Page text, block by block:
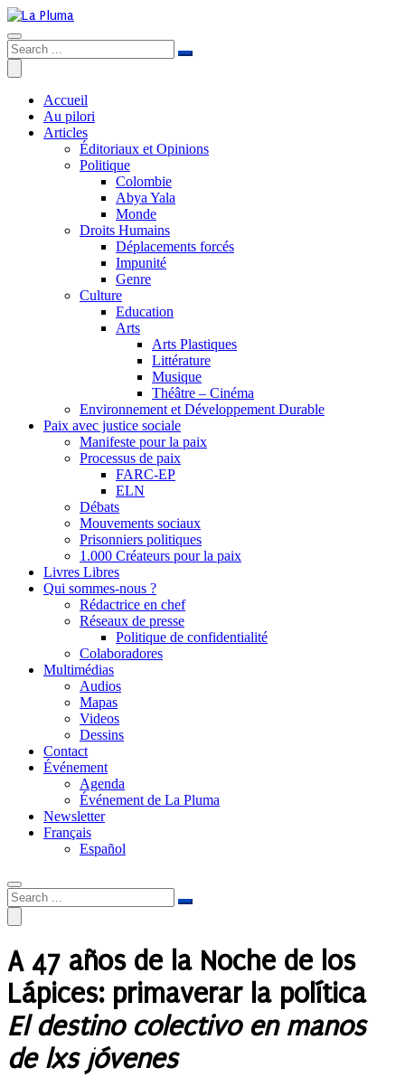
Accueil
Au pilori
Articles
Éditoriaux et Opinions
Politique
Colombie
Abya Yala
Monde
Droits Humains
Déplacements forcés
Impunité
Genre
Culture
Education
Arts
Arts Plastiques
Littérature
Musique
Théâtre – Cinéma
Environnement et Développement Durable
Paix avec justice sociale
Manifeste pour la paix
Processus de paix
FARC-EP
ELN
Débats
Mouvements sociaux
Prisonniers politiques
1.000 Créateurs pour la paix
Livres Libres
Qui sommes-nous ?
Rédactrice en chef
Réseaux de presse
Politique de confidentialité
Colaboradores
Multimédias
Audios
Mapas
Videos
Dessins
Contact
Événement
Agenda
Événement de La Pluma
Newsletter
Français
Español
A 47 años de la Noche de los
Lápices: primaverar la política
El destino colectivo en manos
de lxs jóvenes